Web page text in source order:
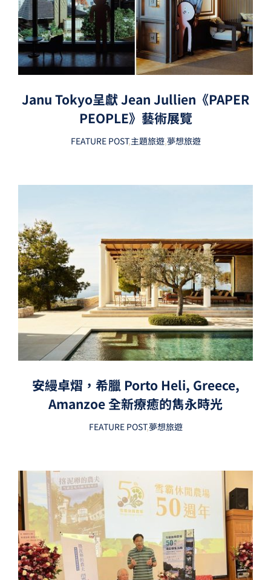
Janu Tokyo呈獻 Jean Jullien《PAPER
PEOPLE》藝術展覽
FEATURE POST,主題旅遊,夢想旅遊
安縵卓熠，希臘 Porto Heli, Greece,
Amanzoe 全新療癒的雋永時光
FEATURE POST,夢想旅遊